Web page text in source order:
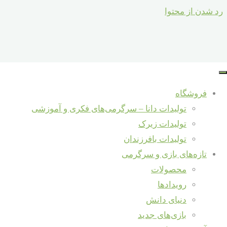
رد شدن از محتوا
فروشگاه
تولیدات دانا – سرگرمی‌های فکری و آموزشی
تولیدات زیرک
تولیدات بافرزندان
تازه‌های بازی و سرگرمی
محصولات
رویدادها
دنیای دانش
بازی‌های جدید
ضرر گوشی و تبلت برای کودکان
آموزش و دانش /
/
روانشناسی کودک
والدین باید برای
تازه‌ها و دانستنی‌ها